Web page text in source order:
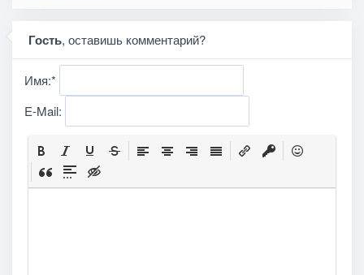
Гость, оставишь комментарий?
Имя:*
E-Mail: